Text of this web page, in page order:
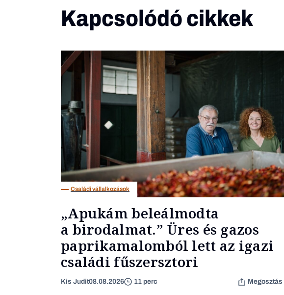
Kapcsolódó cikkek
Családi vállalkozások
„Apukám beleálmodta
a birodalmat.” Üres és gazos
paprikamalomból lett az igazi
családi fűszersztori
Kis Judit08.08.2026 11 perc Megosztás